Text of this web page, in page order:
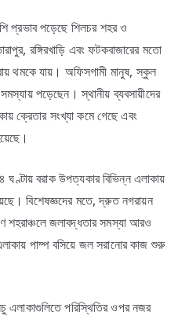
প্রভাব পড়েছে শিলচর শহর ও
রঙ্গিরখাড়ি এবং ফটকবাজারের মতো
থমকে যায়। অফিসগামী মানুষ, স্কুল
পড়েছেন। স্থানীয় ব্যবসায়ীদের
ক্রেতার সংখ্যা কমে গেছে এবং
বরাক উপত্যকার বিভিন্ন এলাকায়
বিশেষজ্ঞদের মতে, দ্রুত নগরায়ন
শহরাঞ্চলে জলাবদ্ধতার সমস্যা আরও
পাম্প বসিয়ে জল সরানোর কাজ শুরু
এলাকাগুলিতে পরিস্থিতির ওপর নজর